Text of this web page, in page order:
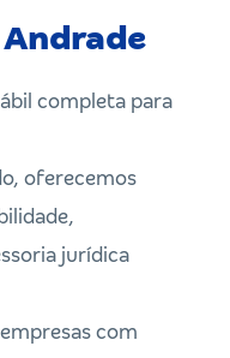
completa para
oferecemos
jurídica
com